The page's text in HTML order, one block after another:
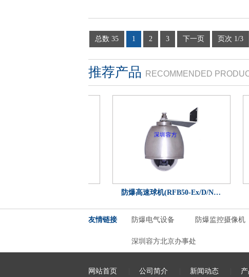
总数 35 1 2 3 下一页 页次 1/3
推荐产品 RECOMMENDED
防爆高速球机(RFB50-Ex/D/N…
友情链接 防爆电气设备 防爆监控摄像机
深圳容方北京办事处
网站首页 公司简介 新闻动态